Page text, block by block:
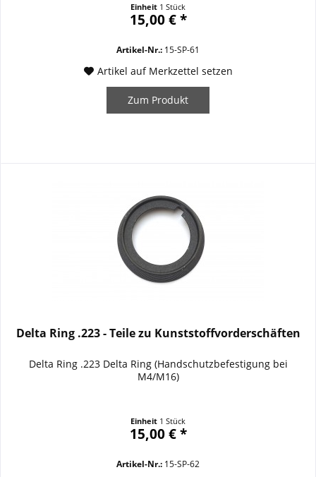
Einheit 1 Stück
15,00 € *
Artikel-Nr.: 15-SP-61
Artikel auf Merkzettel setzen
Zum Produkt
Delta Ring .223 - Teile zu Kunststoffvorderschäften
Delta Ring .223 Delta Ring (Handschutzbefestigung bei
M4/M16)
Einheit 1 Stück
15,00 € *
Artikel-Nr.: 15-SP-62